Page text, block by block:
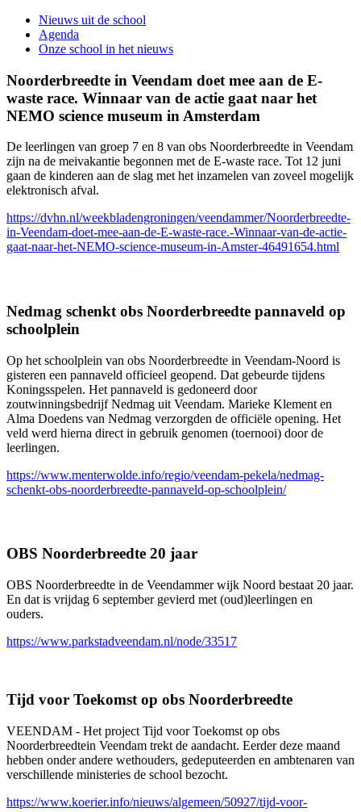
Nieuws uit de school
Agenda
Onze school in het nieuws
Noorderbreedte in Veendam doet mee aan de E-
waste race. Winnaar van de actie gaat naar het
NEMO science museum in Amsterdam
De leerlingen van groep 7 en 8 van obs Noorderbreedte in Veendam
zijn na de meivakantie begonnen met de E-waste race. Tot 12 juni
gaan de kinderen aan de slag met het inzamelen van zoveel mogelijk
elektronisch afval.
https://dvhn.nl/weekbladengroningen/veendammer/Noorderbreedte-
in-Veendam-doet-mee-aan-de-E-waste-race.-Winnaar-van-de-actie-
gaat-naar-het-NEMO-science-museum-in-Amster-46491654.html
Nedmag schenkt obs Noorderbreedte pannaveld op
schoolplein
Op het schoolplein van obs Noorderbreedte in Veendam-Noord is
gisteren een pannaveld officieel geopend. Dat gebeurde tijdens
Koningsspelen. Het pannaveld is gedoneerd door
zoutwinningsbedrijf Nedmag uit Veendam. Marieke Klement en
Alma Doedens van Nedmag verzorgden de officiële opening. Het
veld werd hierna direct in gebruik genomen (toernooi) door de
leerlingen.
https://www.menterwolde.info/regio/veendam-pekela/nedmag-
schenkt-obs-noorderbreedte-pannaveld-op-schoolplein/
OBS Noorderbreedte 20 jaar
OBS Noorderbreedte in de Veendammer wijk Noord bestaat 20 jaar.
En dat is vrijdag 6 september gevierd met (oud)leerlingen en
ouders.
https://www.parkstadveendam.nl/node/33517
Tijd voor Toekomst op obs Noorderbreedte
VEENDAM - Het project Tijd voor Toekomst op obs
Noorderbreedtein Veendam trekt de aandacht. Eerder deze maand
hebben onder andere wethouders, gedeputeerden en ambtenaren van
verschillende ministeries de school bezocht.
https://www.koerier.info/nieuws/algemeen/50927/tijd-voor-